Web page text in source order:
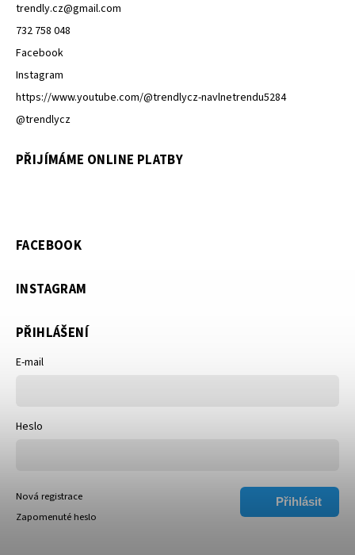
trendly.cz@gmail.com
732 758 048
Facebook
Instagram
https://www.youtube.com/@trendlycz-navlnetrendu5284
@trendlycz
PŘIJÍMÁME ONLINE PLATBY
FACEBOOK
INSTAGRAM
PŘIHLÁŠENÍ
E-mail
Heslo
Přihlásit
Nová registrace
Zapomenuté heslo